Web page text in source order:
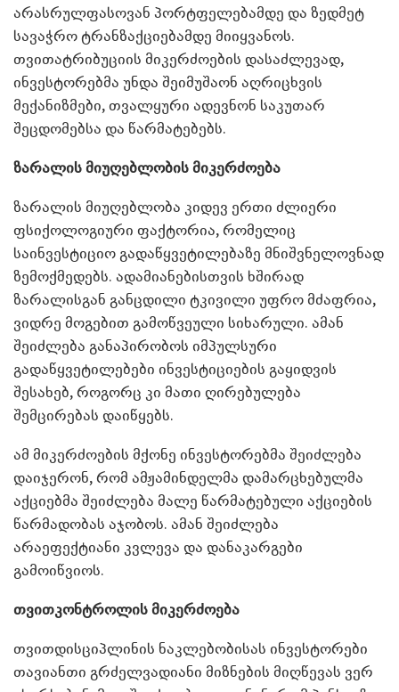
არასრულფასოვან პორტფელებამდე და ზედმეტ
სავაჭრო ტრანზაქციებამდე მიიყვანოს.
თვითატრიბუციის მიკერძოების დასაძლევად,
ინვესტორებმა უნდა შეიმუშაონ აღრიცხვის
მექანიზმები, თვალყური ადევნონ საკუთარ
შეცდომებსა და წარმატებებს.
ზარალის მიუღებლობის მიკერძოება
ზარალის მიუღებლობა კიდევ ერთი ძლიერი
ფსიქოლოგიური ფაქტორია, რომელიც
საინვესტიციო გადაწყვეტილებაზე მნიშვნელოვნად
ზემოქმედებს. ადამიანებისთვის ხშირად
ზარალისგან განცდილი ტკივილი უფრო მძაფრია,
ვიდრე მოგებით გამოწვეული სიხარული. ამან
შეიძლება განაპირობოს იმპულსური
გადაწყვეტილებები ინვესტიციების გაყიდვის
შესახებ, როგორც კი მათი ღირებულება
შემცირებას დაიწყებს.
ამ მიკერძოების მქონე ინვესტორებმა შეიძლება
დაიჯერონ, რომ ამჟამინდელმა დამარცხებულმა
აქციებმა შეიძლება მალე წარმატებული აქციების
წარმადობას აჯობოს. ამან შეიძლება
არაეფექტიანი კვლევა და დანაკარგები
გამოიწვიოს.
თვითკონტროლის მიკერძოება
თვითდისციპლინის ნაკლებობისას ინვესტორები
თავიანთი გრძელვადიანი მიზნების მიღწევას ვერ